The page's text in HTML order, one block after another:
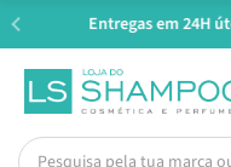
Entregas em 24H